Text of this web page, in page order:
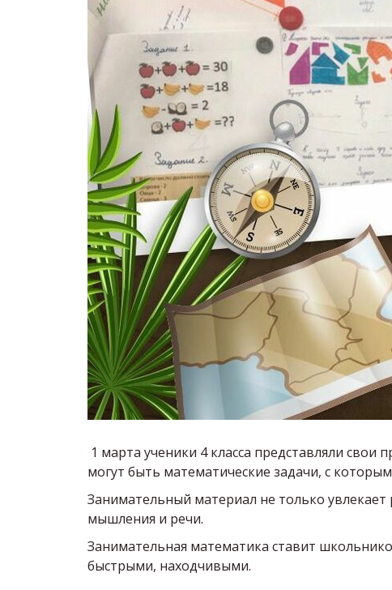
1 марта ученики 4 класса представляли
могут быть математические задачи, с
Занимательный материал не только
мышления и речи.
Занимательная математика ставит
быстрыми, находчивыми.